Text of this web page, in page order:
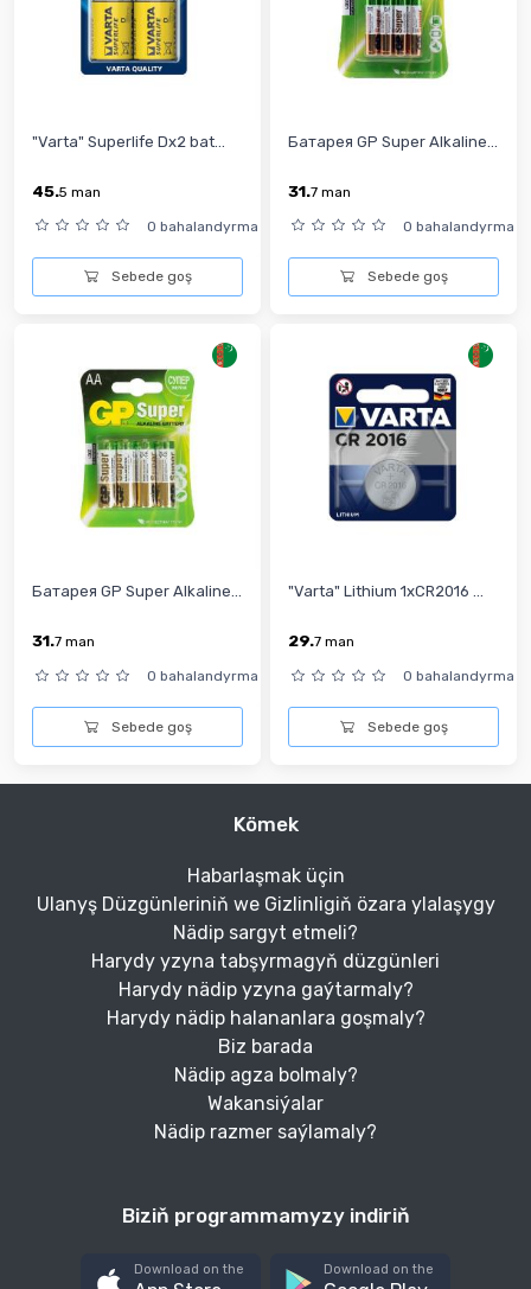
"Varta" Superlife Dх2 bat...
45.5 man
0 bahalandyrma
Sebede goş
Батарея GP Super Alkaline...
31.7 man
0 bahalandyrma
Sebede goş
Батарея GP Super Alkaline...
31.7 man
0 bahalandyrma
Sebede goş
"Varta" Lithium 1xCR2016 ...
29.7 man
0 bahalandyrma
Sebede goş
Kömek
Habarlaşmak üçin
Ulanyş Düzgünleriniň we Gizlinligiň özara ylalaşygy
Nädip sargyt etmeli?
Harydy yzyna tabşyrmagyň düzgünleri
Harydy nädip yzyna gaýtarmaly?
Harydy nädip halananlara goşmaly?
Biz barada
Nädip agza bolmaly?
Wakansiýalar
Nädip razmer saýlamaly?
Biziň programmamyzy indiriň
Download on the Download on the